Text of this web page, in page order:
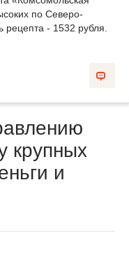
по Северо-
рецепта - 1532 рубля.
крупных
и